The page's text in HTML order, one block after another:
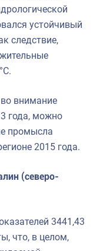
устойчивый
следствие,
внимание
года, можно
промысла
2015 года.
(северо-
3441,43
что, в целом,